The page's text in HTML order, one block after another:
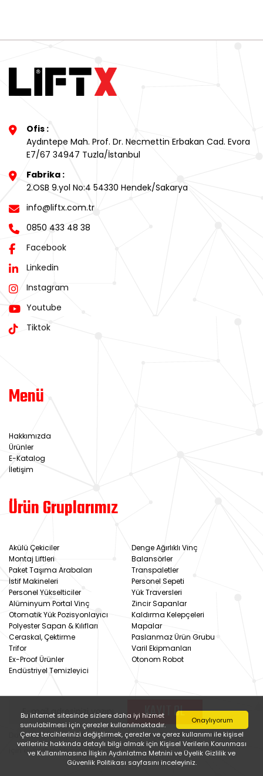
Ofis :
Aydıntepe Mah. Prof. Dr. Necmettin Erbakan Cad. Evora
E7/67 34947 Tuzla/İstanbul
Fabrika :
2.OSB 9.yol No:4 54330 Hendek/Sakarya
info@liftx.com.tr
0850 433 48 38
Facebook
Linkedin
Instagram
Youtube
Tiktok
Menü
Hakkımızda
Ürünler
E-Katalog
İletişim
Ürün Gruplarımız
Akülü Çekiciler
Denge Ağırlıklı Vinç
Montaj Liftleri
Balansörler
Paket Taşıma Arabaları
Transpaletler
İstif Makineleri
Personel Sepeti
Personel Yükselticiler
Yük Traversleri
Alüminyum Portal Vinç
Zincir Sapanlar
Otomatik Yük Pozisyonlayıcı
Kaldırma Kelepçeleri
Polyester Sapan & Kılıfları
Mapalar
Ceraskal, Çektirme
Paslanmaz Ürün Grubu
Trifor
Varil Ekipmanları
Ex-Proof Ürünler
Otonom Robot
Endüstriyel Temizleyici
KAYIT OL
Duyuru ve Kampanyalarımız hakkında bilgi almak
için e-bültene kaydolabilirsiniz.
Onaylıyorum
Bu internet sitesinde sizlere daha iyi hizmet
sunulabilmesi için çerezler kullanılmaktadır.
Çerez tercihlerinizi değiştirmek, çerezler ve çerez kullanımı ile kişisel
verileriniz hakkında detaylı bilgi almak için Kişisel Verilerin Korunması
ve Kullanılmasına İlişkin Aydınlatma Metnini ve Üyelik Gizlilik ve
Güvenlik Politikası sayfasını inceleyiniz.